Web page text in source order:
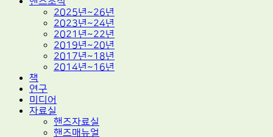
2025년~26년
2023년~24년
2021년~22년
2019년~20년
2017년~18년
2014년~16년
책
연구
미디어
자료실
핸즈자료실
핸즈매뉴얼